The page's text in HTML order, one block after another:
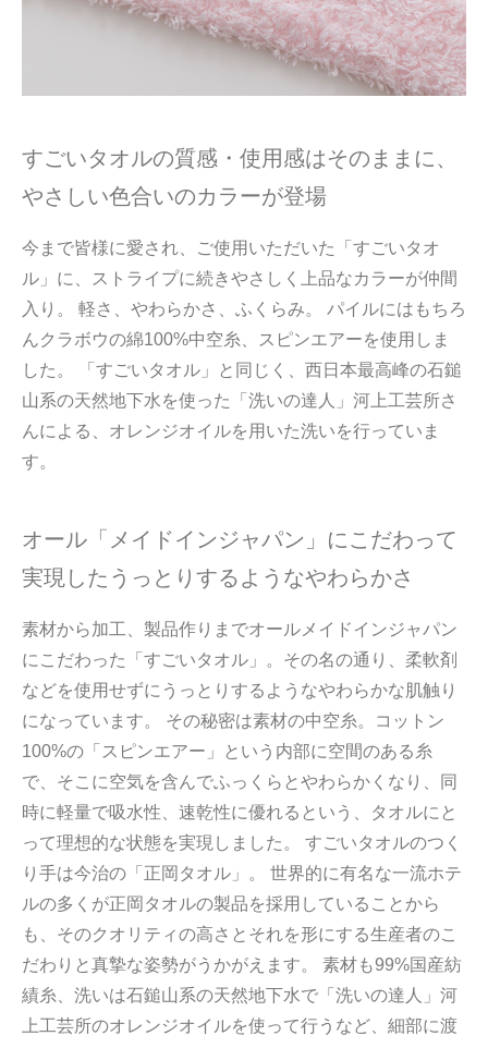
すごいタオルの質感・使用感はそのままに、
やさしい色合いのカラーが登場
今まで皆様に愛され、ご使用いただいた「すごいタオ
ル」に、ストライプに続きやさしく上品なカラーが仲間
入り。 軽さ、やわらかさ、ふくらみ。 パイルにはもちろ
んクラボウの綿100%中空糸、スピンエアーを使用しま
した。 「すごいタオル」と同じく、西日本最高峰の石鎚
山系の天然地下水を使った「洗いの達人」河上工芸所さ
んによる、オレンジオイルを用いた洗いを行っていま
す。
オール「メイドインジャパン」にこだわって
実現したうっとりするようなやわらかさ
素材から加工、製品作りまでオールメイドインジャパン
にこだわった「すごいタオル」。その名の通り、柔軟剤
などを使用せずにうっとりするようなやわらかな肌触り
になっています。 その秘密は素材の中空糸。コットン
100%の「スピンエアー」という内部に空間のある糸
で、そこに空気を含んでふっくらとやわらかくなり、同
時に軽量で吸水性、速乾性に優れるという、タオルにと
って理想的な状態を実現しました。 すごいタオルのつく
り手は今治の「正岡タオル」。 世界的に有名な一流ホテ
ルの多くが正岡タオルの製品を採用していることから
も、そのクオリティの高さとそれを形にする生産者のこ
だわりと真摯な姿勢がうかがえます。 素材も99%国産紡
績糸、洗いは石鎚山系の天然地下水で「洗いの達人」河
上工芸所のオレンジオイルを使って行うなど、細部に渡